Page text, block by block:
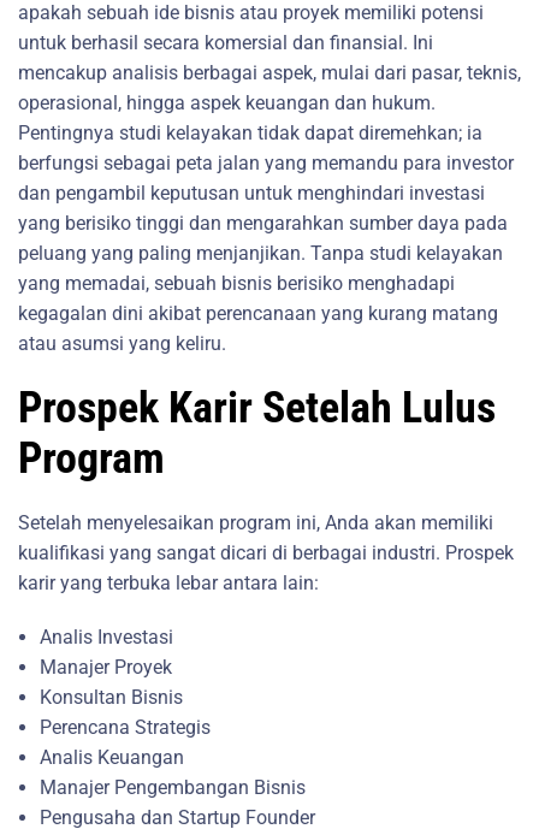
apakah sebuah ide bisnis atau proyek memiliki potensi
untuk berhasil secara komersial dan finansial. Ini
mencakup analisis berbagai aspek, mulai dari pasar, teknis,
operasional, hingga aspek keuangan dan hukum.
Pentingnya studi kelayakan tidak dapat diremehkan; ia
berfungsi sebagai peta jalan yang memandu para investor
dan pengambil keputusan untuk menghindari investasi
yang berisiko tinggi dan mengarahkan sumber daya pada
peluang yang paling menjanjikan. Tanpa studi kelayakan
yang memadai, sebuah bisnis berisiko menghadapi
kegagalan dini akibat perencanaan yang kurang matang
atau asumsi yang keliru.
Prospek Karir Setelah Lulus
Program
Setelah menyelesaikan program ini, Anda akan memiliki
kualifikasi yang sangat dicari di berbagai industri. Prospek
karir yang terbuka lebar antara lain:
Analis Investasi
Manajer Proyek
Konsultan Bisnis
Perencana Strategis
Analis Keuangan
Manajer Pengembangan Bisnis
Pengusaha dan Startup Founder